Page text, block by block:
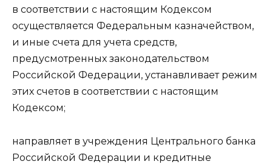
в соответствии с настоящим Кодексом
осуществляется Федеральным казначейством,
и иные счета для учета средств,
предусмотренных законодательством
Российской Федерации, устанавливает режим
этих счетов в соответствии с настоящим
Кодексом;
направляет в учреждения Центрального банка
Российской Федерации и кредитные